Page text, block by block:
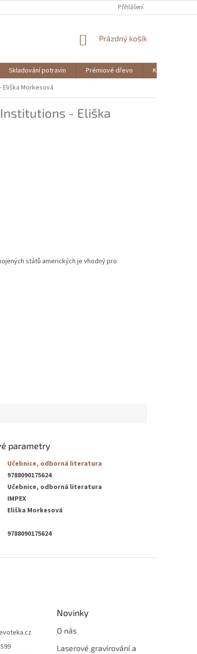
Přihlášení
NÁKUPNÍ
Prázdný košík
Skladování potravin Prémiové dřevo
Knihy
Morkesová
- Eliška
států amerických je vhodný pro
parametry
Učebnice, odborná literatura
9788090175624
Učebnice, odborná literatura
IMPEX
Eliška Morkesová
9788090175624
Novinky
O nás
Laserové gravírování a